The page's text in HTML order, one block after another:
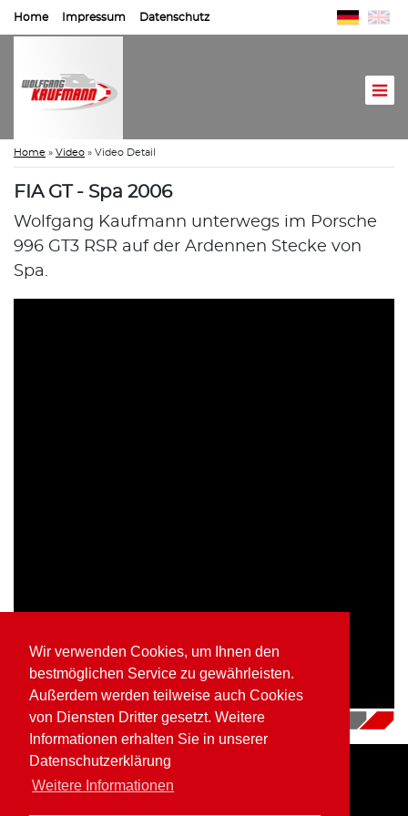
Wir verwenden Cookies, um Ihnen den
bestmöglichen Service zu gewährleisten.
Außerdem werden teilweise auch Cookies
von Diensten Dritter gesetzt. Weitere
Informationen erhalten Sie in unserer
Datenschutzerklärung
Weitere Informationen
Home Impressum Datenschutz
Home » Video » Video Detail
FIA GT - Spa 2006
Wolfgang Kaufmann unterwegs im Porsche
996 GT3 RSR auf der Ardennen Stecke von
Spa.
04.07.2018
Home Impressum